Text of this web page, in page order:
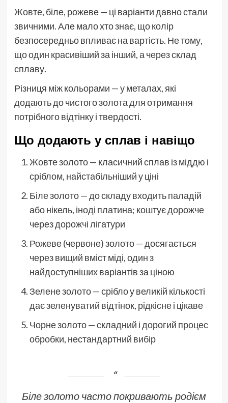
Жовте, біле, рожеве — ці варіанти давно стали
звичними. Але мало хто знає, що колір
безпосередньо впливає на вартість. Не тому,
що один красивіший за інший, а через склад
сплаву.
Різниця між кольорами — у металах, які
додають до чистого золота для отримання
потрібного відтінку і твердості.
Що додають у сплав і навіщо
Жовте золото — класичний сплав із міддю і
сріблом, найстабільніший у ціні
Біле золото — до складу входить паладій
або нікель, іноді платина; коштує дорожче
через дорожчі лігатури
Рожеве (червоне) золото — досягається
через вищий вміст міді, один з
найдоступніших варіантів за ціною
Зелене золото — срібло у великій кількості
дає зеленуватий відтінок, рідкісне і цікаве
Чорне золото — складний і дорогий процес
обробки, нестандартний вибір
Біле золото часто покривають родієм